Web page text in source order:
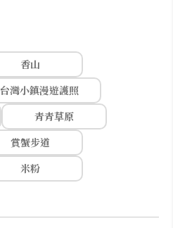
香山
台灣小鎮漫遊護照
青青草原
賞蟹步道
米粉